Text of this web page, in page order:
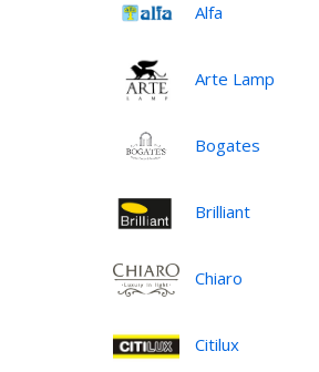
Alfa
Arte Lamp
Bogates
Brilliant
Chiaro
Citilux